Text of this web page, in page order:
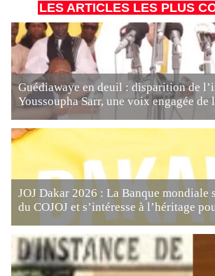
LES ARTICLES LES PLUS
Guédiawaye en deuil : disparition de
Youssoupha Sarr, une voix engagée de
JOJ Dakar 2026 : La Banque mondiale
du COJOJ et s’intéresse à l’héritage